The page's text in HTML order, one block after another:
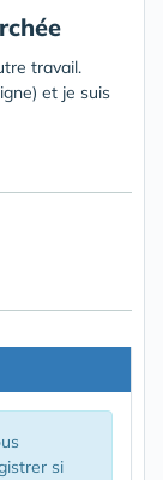
travail.
et je suis
si